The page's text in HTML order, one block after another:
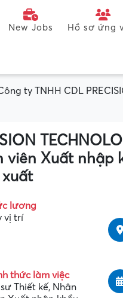
New Jobs Hồ sơ ứng
ty TNHH CDL
viên Xuất nhập
lương
vị trí
thức làm việc
Thiết kế, Nhân